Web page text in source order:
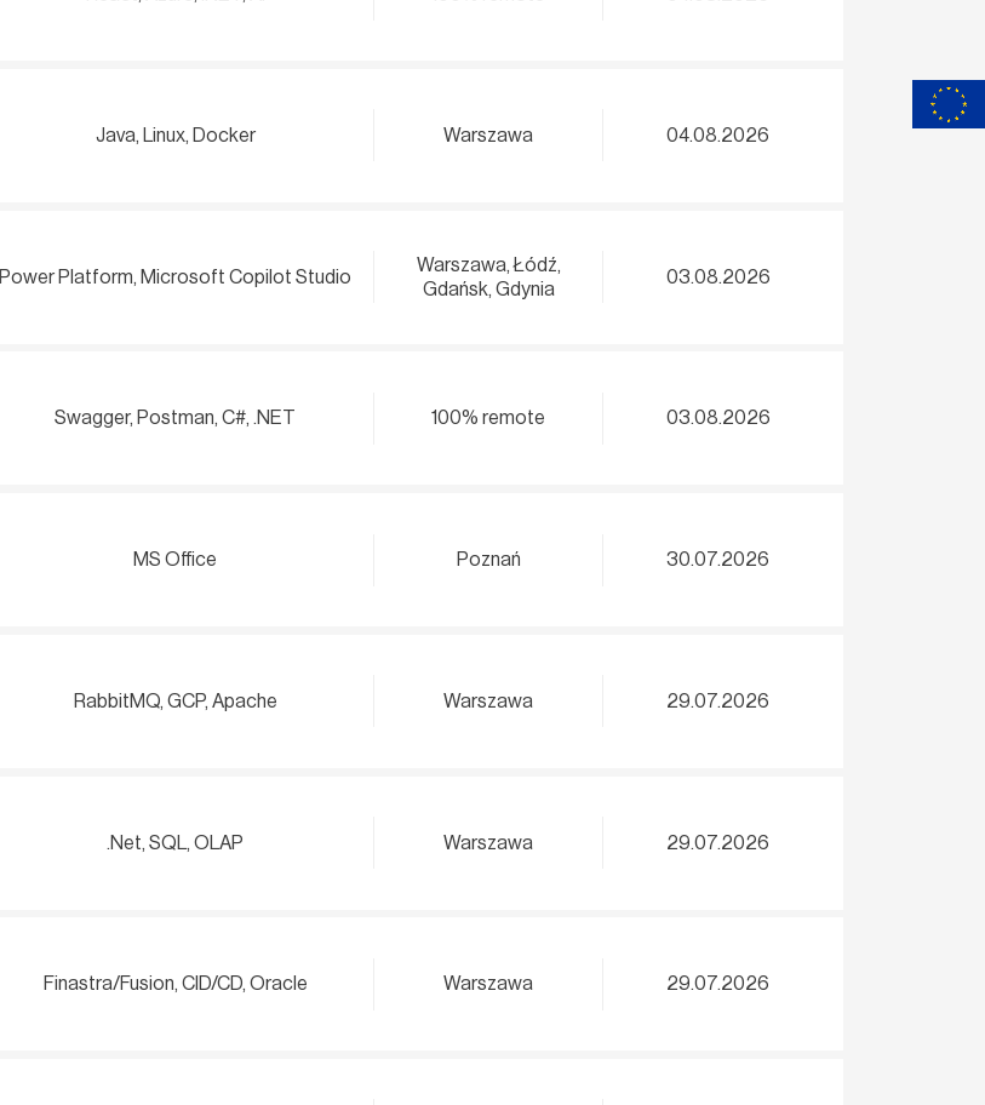
Java, Linux, Docker Warszawa 04.08.2026
Power Platform, Microsoft Copilot Studio
Warszawa, Łódź,
Gdańsk, Gdynia
03.08.2026
Swagger, Postman, C#, .NET 100% remote 03.08.2026
MS Office Poznań 30.07.2026
RabbitMQ, GCP, Apache Warszawa 29.07.2026
.Net, SQL, OLAP Warszawa 29.07.2026
Finastra/Fusion, CID/CD, Oracle Warszawa 29.07.2026